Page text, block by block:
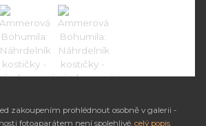
zakoupením prohlédnout osobně v galerii -
fotoaparátem není spolehlivé. celý popis